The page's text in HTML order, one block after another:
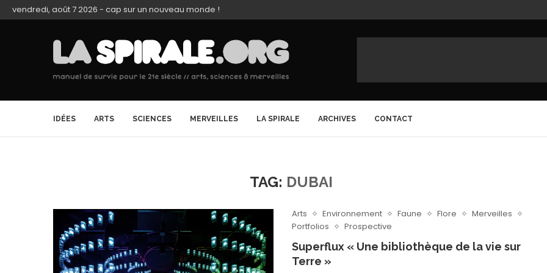
vendredi, août 7 2026 - cap sur un nouveau monde !
IDÉES ARTS SCIENCES MERVEILLES LA SPIRALE ARCHIVES CONTACT
TAG: DUBAI
Arts Environnement Faune Flore
Merveilles
Portfolios
Prospective
Superflux « Une bibliothèque de la vie sur
Terre »